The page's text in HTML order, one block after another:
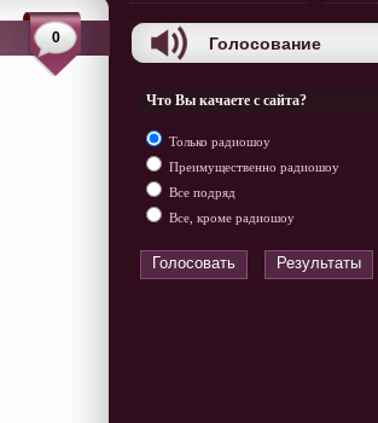
0 Голосование
Что Вы качаете с сайта?
Только радиошоу
Преимущественно радиошоу
Все подряд
Все, кроме радиошоу
Голосовать Результаты